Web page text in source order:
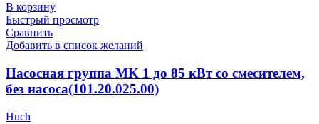
В корзину
Быстрый просмотр
Сравнить
Добавить в список желаний
Насосная группа MK 1 до 85 кВт со смесителем,
без насоса(101.20.025.00)
Huch